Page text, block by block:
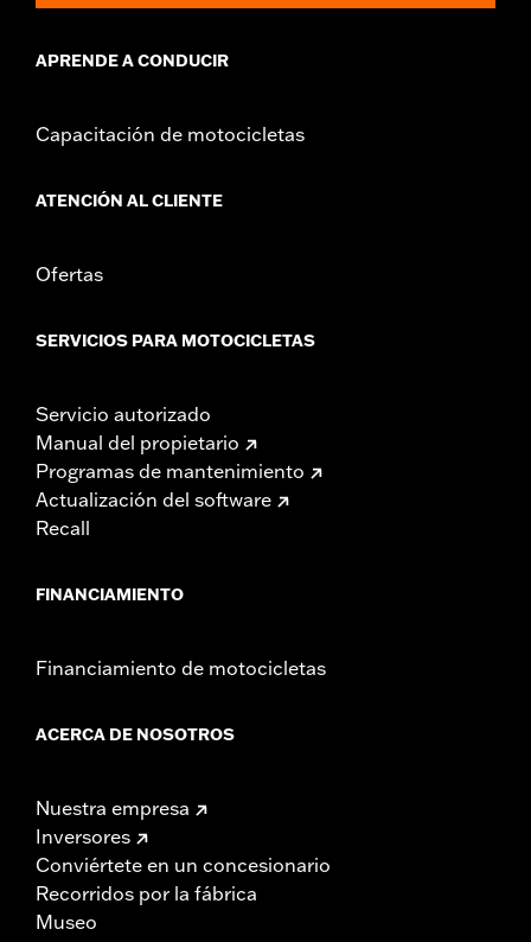
APRENDE A CONDUCIR
Capacitación de motocicletas
ATENCIÓN AL CLIENTE
Ofertas
SERVICIOS PARA MOTOCICLETAS
Servicio autorizado
Manual del propietario
Programas de mantenimiento
Actualización del software
Recall
FINANCIAMIENTO
Financiamiento de motocicletas
ACERCA DE NOSOTROS
Nuestra empresa
Inversores
Conviértete en un concesionario
Recorridos por la fábrica
Museo